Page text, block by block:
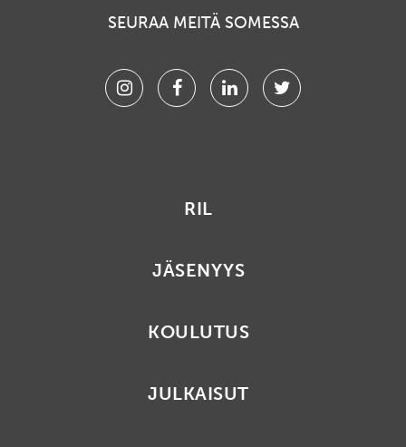
SEURAA MEITÄ SOMESSA
InstagramFacebookLinkedinTwitter
RIL
JÄSENYYS
KOULUTUS
JULKAISUT